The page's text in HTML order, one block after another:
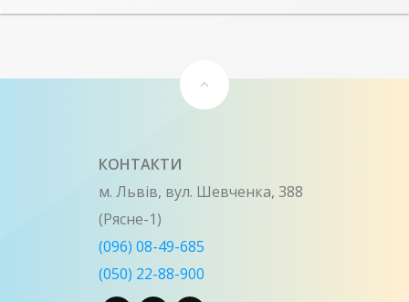
КОНТАКТИ
м. Львів, вул. Шевченка, 388
(Рясне-1)
(096) 08-49-685
(050) 22-88-900